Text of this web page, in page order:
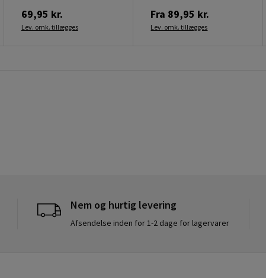
69,95 kr.
Lev. omk. tillægges
Fra 89,95 kr.
Lev. omk. tillægges
Nem og hurtig levering
Afsendelse inden for 1-2 dage for lagervarer